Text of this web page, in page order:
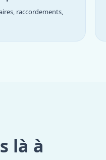
raccordements,
là à